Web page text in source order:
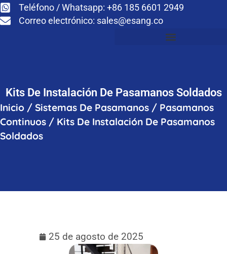
Teléfono / Whatsapp: +86 185 6601 2949
Correo electrónico: sales@esang.co
Kits De Instalación De Pasamanos Soldados
Inicio / Sistemas De Pasamanos / Pasamanos
Continuos / Kits De Instalación De Pasamanos
Soldados
25 de agosto de 2025